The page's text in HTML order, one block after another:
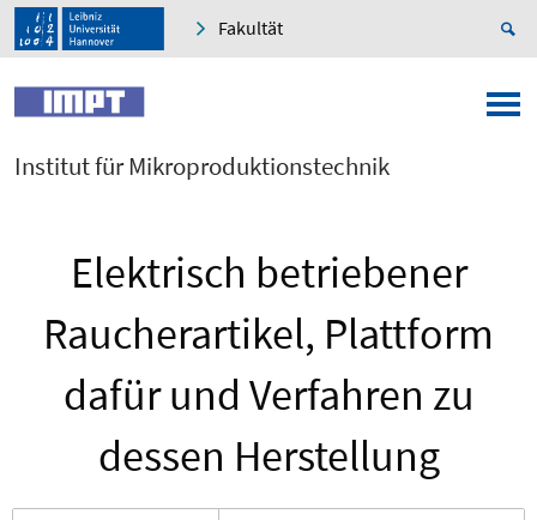
Fakultät
Institut für Mikroproduktionstechnik
Elektrisch betriebener
Raucherartikel, Plattform
dafür und Verfahren zu
dessen Herstellung